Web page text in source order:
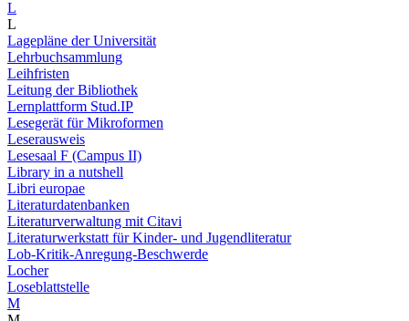
L
L
Lagepläne der Universität
Lehrbuchsammlung
Leihfristen
Leitung der Bibliothek
Lernplattform Stud.IP
Lesegerät für Mikroformen
Leserausweis
Lesesaal F (Campus II)
Library in a nutshell
Libri europae
Literaturdatenbanken
Literaturverwaltung mit Citavi
Literaturwerkstatt für Kinder- und Jugendliteratur
Lob-Kritik-Anregung-Beschwerde
Locher
Loseblattstelle
M